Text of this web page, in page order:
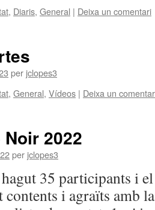
, Diaris, General | Deixa un comentari
per jclopes3
, General, Vídeos | Deixa un
2022
per jclopes3
35 participants i
i agraïts amb